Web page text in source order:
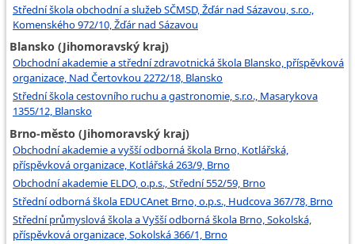
Střední škola obchodní a služeb SČMSD, Žďár nad Sázavou, s.r.o.,
Komenského 972/10, Žďár nad Sázavou
Blansko (Jihomoravský kraj)
Obchodní akademie a střední zdravotnická škola Blansko, příspěvková
organizace, Nad Čertovkou 2272/18, Blansko
Střední škola cestovního ruchu a gastronomie, s.r.o., Masarykova
1355/12, Blansko
Brno-město (Jihomoravský kraj)
Obchodní akademie a vyšší odborná škola Brno, Kotlářská,
příspěvková organizace, Kotlářská 263/9, Brno
Obchodní akademie ELDO, o.p.s., Střední 552/59, Brno
Střední odborná škola EDUCAnet Brno, o.p.s., Hudcova 367/78, Brno
Střední průmyslová škola a Vyšší odborná škola Brno, Sokolská,
příspěvková organizace, Sokolská 366/1, Brno